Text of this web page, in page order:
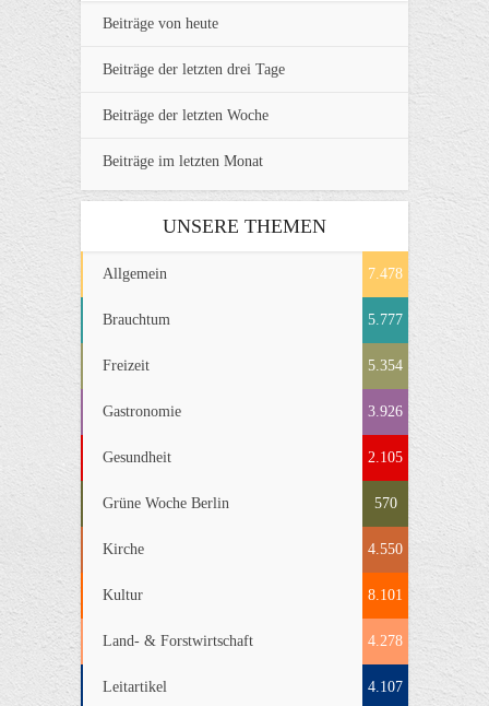
Beiträge von heute
Beiträge der letzten drei Tage
Beiträge der letzten Woche
Beiträge im letzten Monat
UNSERE THEMEN
Allgemein 7.478
Brauchtum 5.777
Freizeit 5.354
Gastronomie 3.926
Gesundheit 2.105
Grüne Woche Berlin 570
Kirche 4.550
Kultur 8.101
Land- & Forstwirtschaft 4.278
Leitartikel 4.107